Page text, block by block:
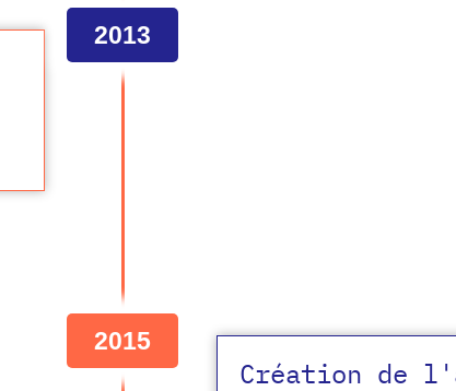
2013
2015
Création de